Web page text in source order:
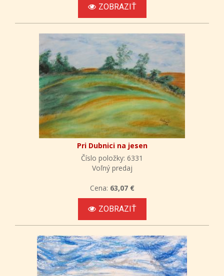
ZOBRAZIŤ
Pri Dubnici na jesen
Číslo položky: 6331
Voľný predaj
Cena: 63,07 €
ZOBRAZIŤ